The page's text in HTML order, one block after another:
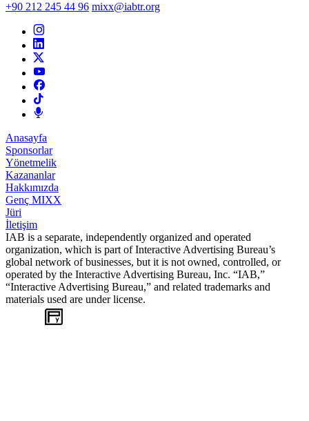
+90 212 245 44 96 mixx@iabtr.org
Anasayfa
Sponsorlar
Yönetmelik
Kazananlar
Hakkımızda
Genç MIXX
Jüri
İletişim
IAB is a separate, independently organized and operated
organization, which is part of Interactive Advertising Bureau’s
global network of businesses, but it is not owned, controlled, or
operated by the Interactive Advertising Bureau, Inc. “IAB,”
“Interactive Advertising Bureau,” and related trademarks and
materials used are under license.